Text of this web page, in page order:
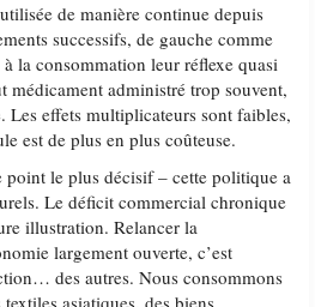
de manière continue depuis
successifs, de gauche comme
la consommation leur réflexe quasi
médicament administré trop souvent,
Les effets multiplicateurs sont faibles,
est de plus en plus coûteuse.
point le plus décisif – cette politique a
Le déficit commercial chronique
illustration. Relancer la
largement ouverte, c’est
des autres. Nous consommons
asiatiques, des biens